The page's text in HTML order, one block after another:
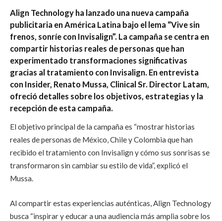
Align Technology ha lanzado una nueva campaña
publicitaria en América Latina bajo el lema “Vive sin
frenos, sonríe con Invisalign”. La campaña se centra en
compartir historias reales de personas que han
experimentado transformaciones significativas
gracias al tratamiento con Invisalign. En entrevista
con Insider, Renato Mussa, Clinical Sr. Director Latam,
ofreció detalles sobre los objetivos, estrategias y la
recepción de esta campaña.
El objetivo principal de la campaña es “mostrar historias
reales de personas de México, Chile y Colombia que han
recibido el tratamiento con Invisalign y cómo sus sonrisas se
transformaron sin cambiar su estilo de vida”, explicó el
Mussa.
Al compartir estas experiencias auténticas, Align Technology
busca “inspirar y educar a una audiencia más amplia sobre los